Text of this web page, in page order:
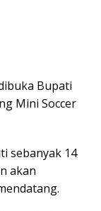
Bupati
Mini Soccer
sebanyak 14
akan